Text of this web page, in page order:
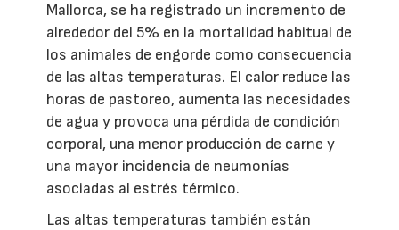
Mallorca, se ha registrado un incremento de
alrededor del 5% en la mortalidad habitual de
los animales de engorde como consecuencia
de las altas temperaturas. El calor reduce las
horas de pastoreo, aumenta las necesidades
de agua y provoca una pérdida de condición
corporal, una menor producción de carne y
una mayor incidencia de neumonías
asociadas al estrés térmico.
Las altas temperaturas también están